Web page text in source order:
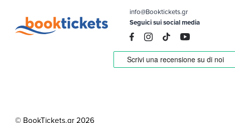
info@Booktickets.gr
Seguici sui social media
© BookTickets.gr 2026